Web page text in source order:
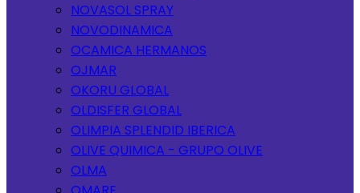
NOVASOL SPRAY
NOVODINAMICA
OCAMICA HERMANOS
OJMAR
OKORU GLOBAL
OLDISFER GLOBAL
OLIMPIA SPLENDID IBERICA
OLIVE QUIMICA - GRUPO OLIVE
OLMA